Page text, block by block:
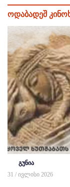
ოდაბადეშ
გუნია
31 / ივლისი 2026